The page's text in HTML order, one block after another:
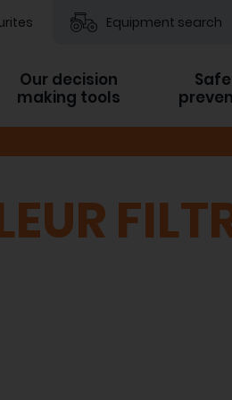
Equipment search
Our decision
making tools